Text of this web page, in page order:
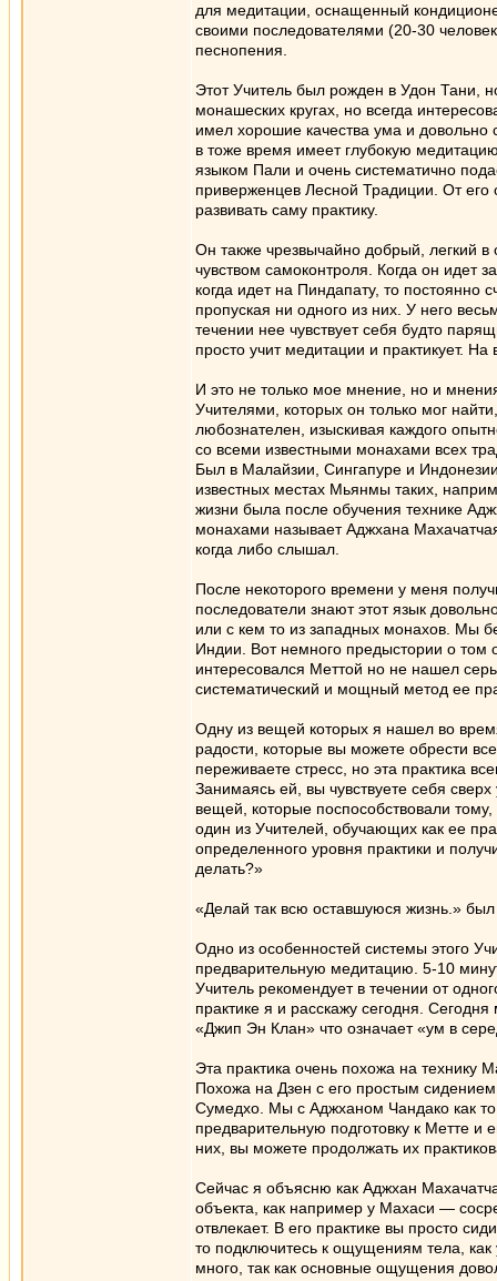
для медитации, оснащенный
своими последователями (20-30
песнопения.
Этот Учитель был рожден в Удон Тани,
монашеских кругах, но всегда
имел хорошие качества ума и
в тоже время имеет глубокую
языком Пали и очень систематично
приверженцев Лесной Традиции. От его
развивать саму практику.
Он также чрезвычайно добрый, легкий
чувством самоконтроля. Когда он идет
когда идет на Пиндапату, то
пропуская ни одного из них. У него
течении нее чувствует себя будто
просто учит медитации и практикует.
И это не только мое мнение, но и
Учителями, которых он только мог
любознателен, изыскивая каждого
со всеми известными монахами всех
Был в Малайзии, Сингапуре и
известных местах Мьянмы таких,
жизни была после обучения технике
монахами называет Аджхана
когда либо слышал.
После некоторого времени у меня
последователи знают этот язык
или с кем то из западных монахов. Мы
Индии. Вот немного предыстории о том
интересовался Меттой но не нашел
систематический и мощный метод ее
Одну из вещей которых я нашел во
радости, которые вы можете обрести
переживаете стресс, но эта практика
Занимаясь ей, вы чувствуете себя
вещей, которые поспособствовали
один из Учителей, обучающих как ее
определенного уровня практики и
делать?»
«Делай так всю оставшуюся жизнь.»
Одно из особенностей системы этого
предварительную медитацию. 5-10
Учитель рекомендует в течении от
практике я и расскажу сегодня.
«Джип Эн Клан» что означает «ум в
Эта практика очень похожа на технику
Похожа на Дзен с его простым
Сумедхо. Мы с Аджханом Чандако как то
предварительную подготовку к Метте и
них, вы можете продолжать их
Сейчас я объясню как Аджхан
объекта, как например у Махаси —
отвлекает. В его практике вы просто
то подключитесь к ощущениям тела, как
много, так как основные ощущения